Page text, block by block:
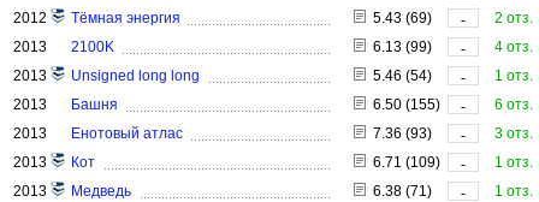
2012
Тёмная энергия 5.43 (69) -
2 отз.
2013
2100K 6.13 (99) -
4 отз.
2013
Unsigned long long 5.46 (54) -
1 отз.
2013
Башня 6.50 (155) -
6 отз.
2013
Енотовый атлас 7.36 (93) -
3 отз.
2013
Кот 6.71 (109) -
1 отз.
2013
Медведь 6.38 (71) -
1 отз.